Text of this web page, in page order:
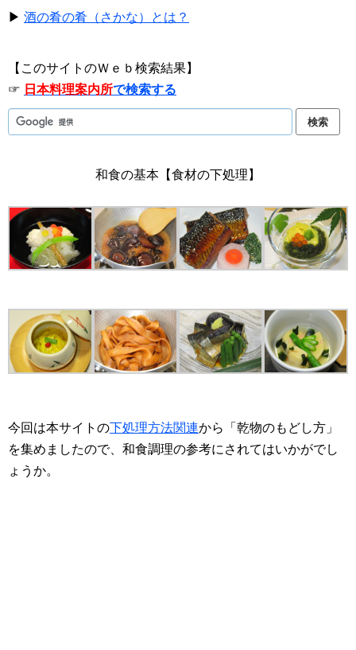
▶ 酒の肴の肴（さかな）とは？
【このサイトのＷｅｂ検索結果】
☞ 日本料理案内所で検索する
和食の基本【食材の下処理】
今回は本サイトの下処理方法関連から「乾物のもどし方」
を集めましたので、和食調理の参考にされてはいかがでし
ょうか。